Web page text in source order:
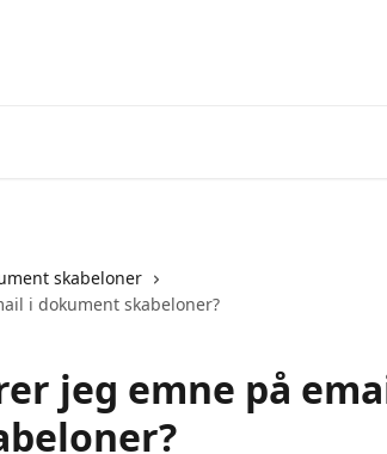
skabeloner
i dokument skabeloner?
jeg emne på